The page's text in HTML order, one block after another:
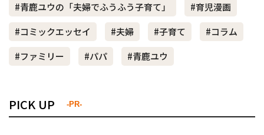
#青鹿ユウの「夫婦でふうふう子育て」
#育児漫画
#コミックエッセイ
#夫婦 #子育て
#コラム
#ファミリー
#パパ #青鹿ユウ
PICK UP -PR-